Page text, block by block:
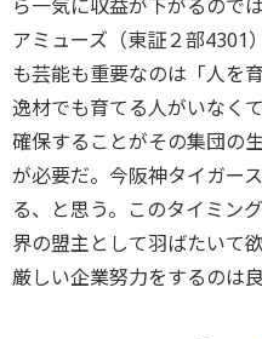
ら一気に収益が下がるので
アミューズ（東証２部4301
も芸能も重要なのは「人を
逸材でも育てる人がいなく
確保することがその集団の
が必要だ。今阪神タイガー
る、と思う。このタイミン
界の盟主として羽ばたいて
厳しい企業努力をするのは